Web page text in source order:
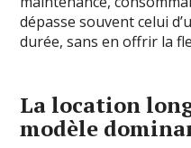
dépasse souvent celui
durée, sans en offrir la
La location
modèle